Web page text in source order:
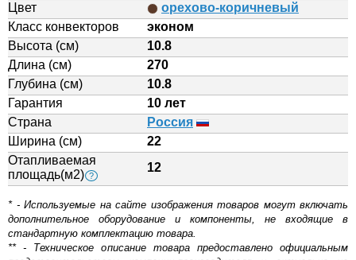
Цвет
орехово-коричневый
Класс конвекторов
эконом
Высота (см)
10.8
Длина (см)
270
Глубина (см)
10.8
Гарантия
10 лет
Страна
Россия
Ширина (см)
22
Отапливаемая
площадь(м2) ?
12
* - Используемые на сайте изображения товаров могут включать
дополнительное оборудование и компоненты, не входящие в
стандартную комплектацию товара.
** - Техническое описание товара предоставлено официальным